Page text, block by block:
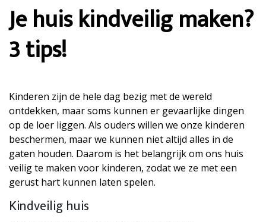
Je huis kindveilig maken?
3 tips!
Kinderen zijn de hele dag bezig met de wereld
ontdekken, maar soms kunnen er gevaarlijke dingen
op de loer liggen. Als ouders willen we onze kinderen
beschermen, maar we kunnen niet altijd alles in de
gaten houden. Daarom is het belangrijk om ons huis
veilig te maken voor kinderen, zodat we ze met een
gerust hart kunnen laten spelen.
Kindveilig huis